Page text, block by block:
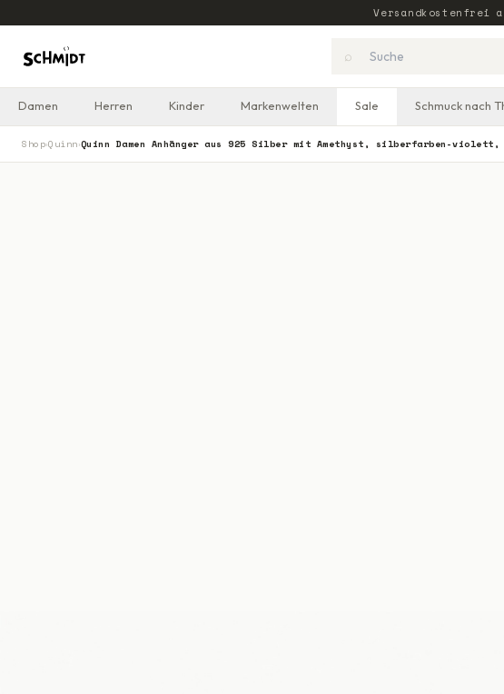
Versandkostenfrei
⌕
Damen Herren Kinder Markenwelten Sale Schmuck nach
Shop›Quinn›Quinn Damen Anhänger aus 925 Silber mit Amethyst, silberfarben-violett,